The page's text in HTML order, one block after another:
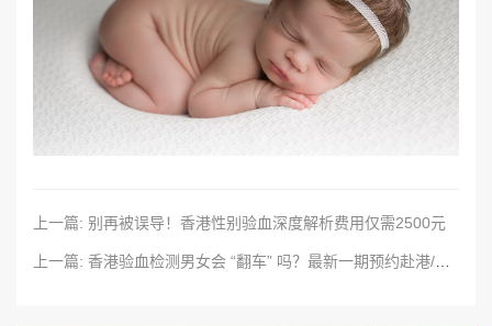
上一篇: 别再被误导！香港性别验血深度解析费用仅需2500元